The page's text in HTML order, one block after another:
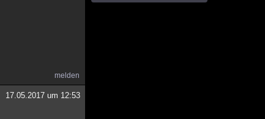
melden
17.05.2017 um 12:53